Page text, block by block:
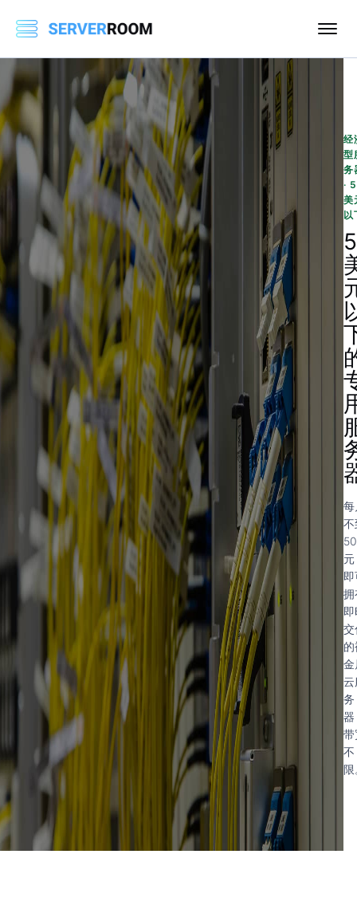
经
型
务
·
美
以
每
不
元
即
拥
即
交
的
金
云
务
器
带
不
限